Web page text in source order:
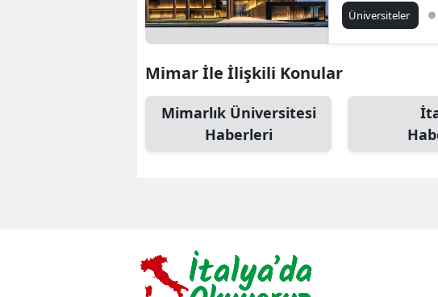
Üniversiteler
Mimar İle İlişkili Konular
Mimarlık Üniversitesi
Haberleri